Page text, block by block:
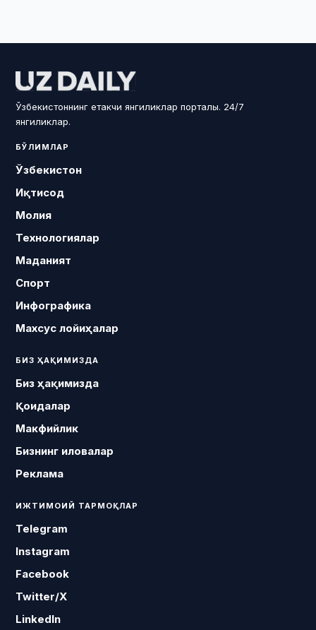
Ўзбекистоннинг етакчи янгиликлар порталы. 24/7
янгиликлар.
БЎЛИМЛАР
Ўзбекистон
Иқтисод
Молия
Технологиялар
Маданият
Спорт
Инфографика
Махсус лойиҳалар
БИЗ ҲАҚИМИЗДА
Биз ҳақимизда
Қоидалар
Макфийлик
Бизнинг иловалар
Реклама
ИЖТИМОИЙ ТАРМОҚЛАР
Telegram
Instagram
Facebook
Twitter/X
LinkedIn